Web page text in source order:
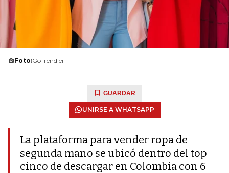
Foto:GoTrendier
GUARDAR
UNIRSE A WHATSAPP
La plataforma para vender ropa de
segunda mano se ubicó dentro del top
cinco de descargar en Colombia con 6